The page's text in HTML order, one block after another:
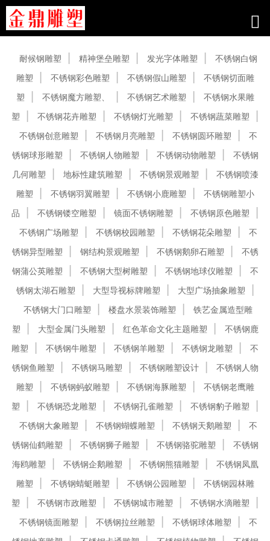
耐候钢雕塑 精神堡垒雕塑 发光字体雕塑
不锈钢白钢
雕塑
不锈钢彩色雕塑 不锈钢假山雕塑
不锈钢切面雕
塑
不锈钢魔方雕塑、 不锈钢艺术雕塑
不锈钢水果雕
塑
不锈钢花卉雕塑 不锈钢灯光雕塑
不锈钢蔬菜雕塑
不锈钢创意雕塑
不锈钢月亮雕塑 不锈钢圆环雕塑
不
锈钢球形雕塑
不锈钢人物雕塑 不锈钢动物雕塑
不锈钢
几何雕塑
地标性建筑雕塑 不锈钢景观雕塑
不锈钢喷漆
雕塑
不锈钢羽翼雕塑 不锈钢小鹿雕塑
不锈钢雕塑小
品
不锈钢镂空雕塑 镜面不锈钢雕塑
不锈钢原色雕塑
不锈钢广场雕塑
不锈钢校园雕塑 不锈钢花朵雕塑
不
锈钢异型雕塑
钢结构景观雕塑 不锈钢鹅卵石雕塑
不锈
钢蒲公英雕塑
不锈钢大型树雕塑 不锈钢地球仪雕塑
不
锈钢太湖石雕塑
大型导视标牌雕塑
大型广场抽象雕塑
不锈钢大门口雕塑
楼盘水景装饰雕塑
铁艺金属造型雕
塑
大型金属门头雕塑 红色革命文化主题雕塑
不锈钢鹿
雕塑
不锈钢牛雕塑 不锈钢羊雕塑 不锈钢龙雕塑
不
锈钢鱼雕塑
不锈钢马雕塑 不锈钢雕塑设计
不锈钢人物
雕塑
不锈钢蚂蚁雕塑 不锈钢海豚雕塑
不锈钢老鹰雕
塑
不锈钢恐龙雕塑 不锈钢孔雀雕塑
不锈钢豹子雕塑
不锈钢大象雕塑
不锈钢蝴蝶雕塑 不锈钢天鹅雕塑
不
锈钢仙鹤雕塑
不锈钢狮子雕塑 不锈钢骆驼雕塑
不锈钢
海鸥雕塑
不锈钢企鹅雕塑 不锈钢熊猫雕塑
不锈钢凤凰
雕塑
不锈钢蜻蜓雕塑 不锈钢公园雕塑
不锈钢园林雕
塑
不锈钢市政雕塑 不锈钢城市雕塑
不锈钢水滴雕塑
不锈钢镜面雕塑
不锈钢拉丝雕塑 不锈钢球体雕塑
不